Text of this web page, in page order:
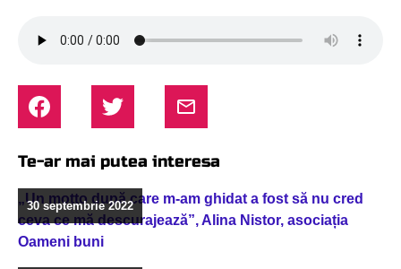
Te-ar mai putea interesa
„Un motto după care m-am ghidat a fost să nu cred
ceva ce mă descurajează”, Alina Nistor, asociația
Oameni buni
30 septembrie 2022